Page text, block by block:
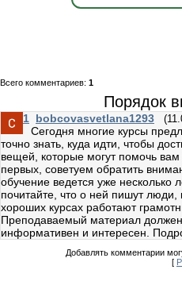
Всего комментариев: 1
Порядок
1 bobcovasvetlana1293
Сегодня многие курсы
точно знать, куда идти, чтобы
вещей, которые могут помочь
первых, советуем обратить
обучение ведется уже несколько
почитайте, что о ней пишут
хороших курсах работают
Преподаваемый материал должен
информативен и интересен.
Добавлять комментарии
[